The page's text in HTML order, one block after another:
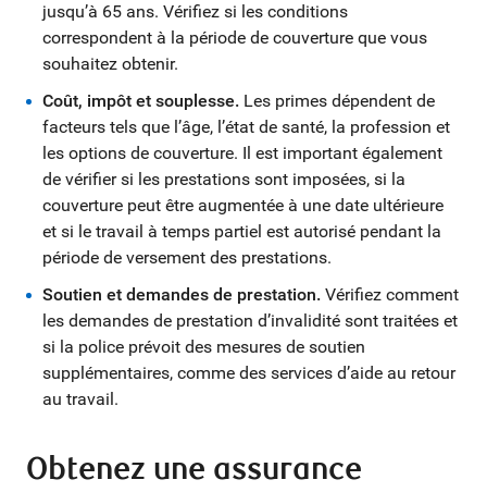
jusqu’à 65 ans. Vérifiez si les conditions
correspondent à la période de couverture que vous
souhaitez obtenir.
Coût, impôt et souplesse. Les primes dépendent de
facteurs tels que l’âge, l’état de santé, la profession et
les options de couverture. Il est important également
de vérifier si les prestations sont imposées, si la
couverture peut être augmentée à une date ultérieure
et si le travail à temps partiel est autorisé pendant la
période de versement des prestations.
Soutien et demandes de prestation. Vérifiez comment
les demandes de prestation d’invalidité sont traitées et
si la police prévoit des mesures de soutien
supplémentaires, comme des services d’aide au retour
au travail.
Obtenez une assurance